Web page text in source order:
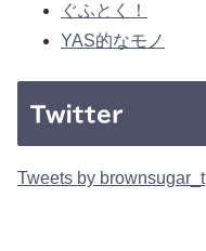
ぐふとく！
YAS的なモノ
Twitter
Tweets by brownsugar_t